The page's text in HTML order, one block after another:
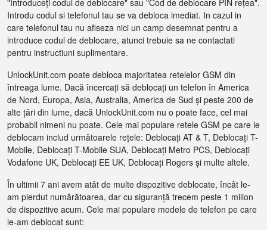
"Introduceți codul de deblocare" sau "Cod de deblocare PIN rețea".
Introdu codul si telefonul tau se va debloca imediat. In cazul in
care telefonul tau nu afiseza nici un camp desemnat pentru a
introduce codul de deblocare, atunci trebuie sa ne contactati
pentru instructiuni suplimentare.
UnlockUnit.com poate debloca majoritatea retelelor GSM din
întreaga lume. Dacă încercați să deblocați un telefon în America
de Nord, Europa, Asia, Australia, America de Sud și peste 200 de
alte țări din lume, dacă UnlockUnit.com nu o poate face, cel mai
probabil nimeni nu poate. Cele mai populare retele GSM pe care le
deblocam includ următoarele rețele: Deblocați AT & T, Deblocați T-
Mobile, Deblocați T-Mobile SUA, Deblocați Metro PCS, Deblocați
Vodafone UK, Deblocați EE UK, Deblocați Rogers și multe altele.
În ultimii 7 ani avem atât de multe dispozitive deblocate, încât le-
am pierdut numărătoarea, dar cu siguranță trecem peste 1 milion
de dispozitive acum. Cele mai populare modele de telefon pe care
le-am deblocat sunt: